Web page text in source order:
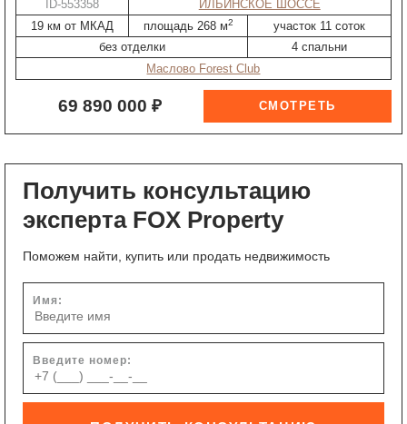
ID-553358
ИЛЬИНСКОЕ ШОССЕ
19 км от МКАД
площадь 268 м2
участок 11 соток
без отделки
4 спальни
Маслово Forest Club
69 890 000 ₽
Получить консультацию
эксперта FOX Property
Поможем найти, купить или продать недвижимость
Имя:
Введите номер: